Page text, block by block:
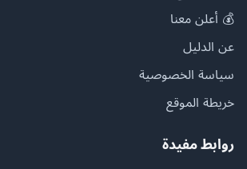
💰 أعلن معنا
عن الدليل
سياسة الخصوصية
خريطة الموقع
روابط مفيدة